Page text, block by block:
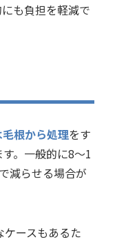
も負担を軽減で
根から処理をす
。一般的に8〜1
減らせる場合が
ースもあるた